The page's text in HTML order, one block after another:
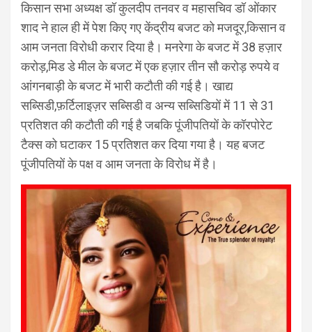
किसान सभा अध्यक्ष डॉ कुलदीप तनवर व महासचिव डॉ ओंकार
शाद ने हाल ही में पेश किए गए केंद्रीय बजट को मजदूर,किसान व
आम जनता विरोधी करार दिया है। मनरेगा के बजट में 38 हज़ार
करोड़,मिड डे मील के बजट में एक हज़ार तीन सौ करोड़ रुपये व
आंगनबाड़ी के बजट में भारी कटौती की गई है। खाद्य
सब्सिडी,फ़र्टिलाइज़र सब्सिडी व अन्य सब्सिडियों में 11 से 31
प्रतिशत की कटौती की गई है जबकि पूंजीपतियों के कॉरपोरेट
टैक्स को घटाकर 15 प्रतिशत कर दिया गया है। यह बजट
पूंजीपतियों के पक्ष व आम जनता के विरोध में है।